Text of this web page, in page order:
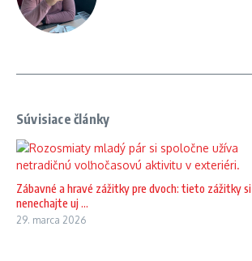
Súvisiace články
Zábavné a hravé zážitky pre dvoch: tieto zážitky si
nenechajte uj ...
29. marca 2026